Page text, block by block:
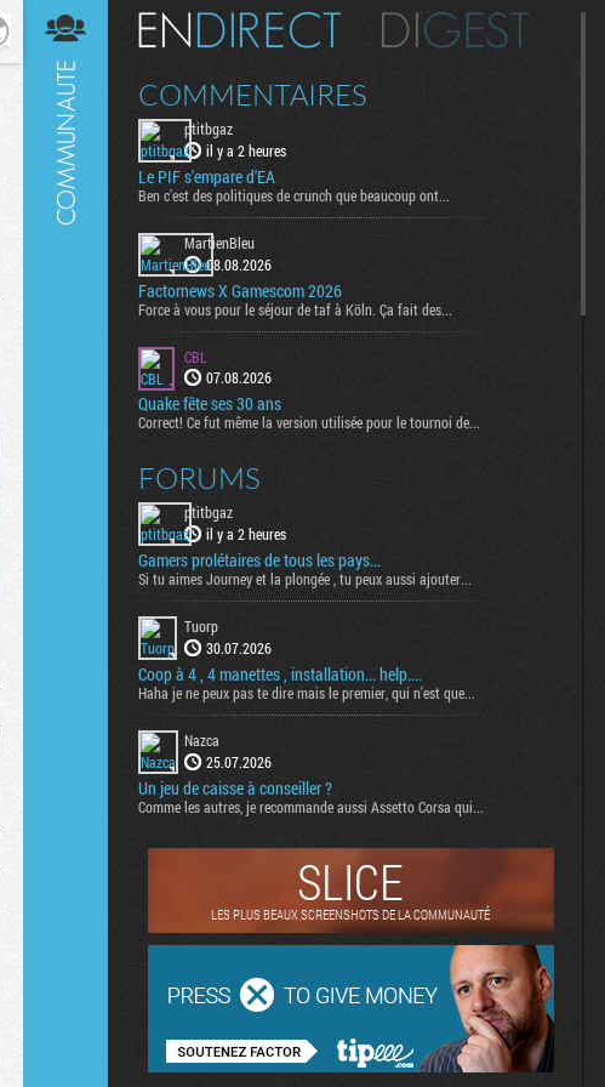
Digest
COMMENTAIRES
ptitbgaz
il y a 2 heures
Le PIF s'empare d'EA
Ben c'est des politiques de crunch que beaucoup ont...
MartienBleu
08.08.2026
Factornews X Gamescom 2026
Force à vous pour le séjour de taf à Köln. Ça fait des...
CBL
07.08.2026
Quake fête ses 30 ans
Correct! Ce fut même la version utilisée pour le tournoi de...
FORUMS
ptitbgaz
il y a 2 heures
Gamers prolétaires de tous les pays...
Si tu aimes Journey et la plongée , tu peux aussi ajouter...
Tuorp
30.07.2026
Coop à 4 , 4 manettes , installation... help....
Haha je ne peux pas te dire mais le premier, qui n'est que...
Nazca
25.07.2026
Un jeu de caisse à conseiller ?
Comme les autres, je recommande aussi Assetto Corsa qui...
SLICE
LES PLUS BEAUX SCREENSHOTS DE LA COMMUNAUTÉ